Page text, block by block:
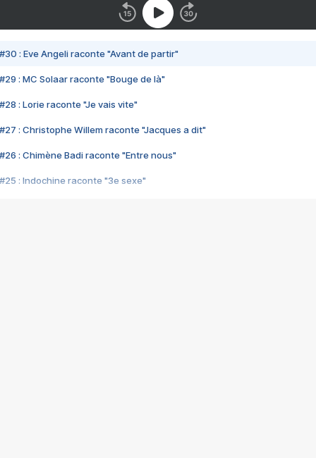
#30 : Eve Angeli raconte "Avant de partir"
#29 : MC Solaar raconte "Bouge de là"
#28 : Lorie raconte "Je vais vite"
#27 : Christophe Willem raconte "Jacques a dit"
#26 : Chimène Badi raconte "Entre nous"
#25 : Indochine raconte "3e sexe"